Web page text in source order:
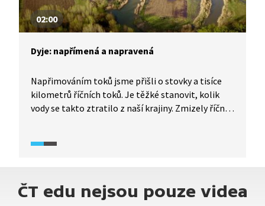
02:00
Dyje: napřímená a napravená
Napřimováním toků jsme přišli o stovky a tisíce
kilometrů říčních toků. Je těžké stanovit, kolik
vody se takto ztratilo z naší krajiny. Zmizely říční
by někomu škodila. Tyto škody na velkých tocích je
ČT edu nejsou pouze videa